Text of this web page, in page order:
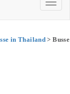
in Thailand > Busse